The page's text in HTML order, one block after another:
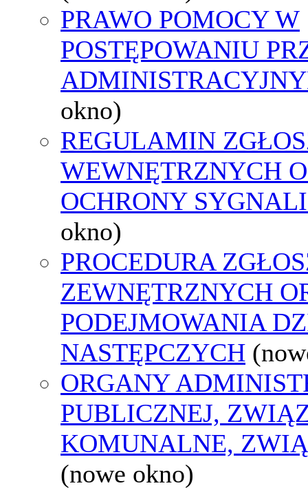
PRAWO POMOCY W
POSTĘPOWANIU
okno)
REGULAMIN
WEWNĘTRZNYCH
OCHRONY
okno)
PROCEDURA
ZEWNĘTRZNYCH
PODEJMOWANIA
NASTĘPCZYCH
ORGANY
PUBLICZNEJ,
KOMUNALNE,
(nowe okno)